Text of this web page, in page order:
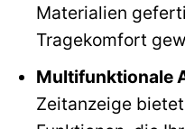
Materialien
Tragekomfort
Multifunktionale
Zeitanzeige